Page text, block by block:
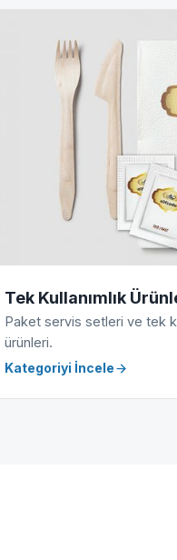
Tek Kullanımlık
Paket servis setleri ve tek
ürünleri.
Kategoriyi İncele